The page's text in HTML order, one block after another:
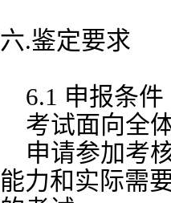
六.鉴定要求
6.1 申报条件
考试面向全
申请参加考
能力和实际需